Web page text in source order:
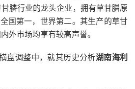
膦行业的龙头企业，拥有草甘膦原
国第一，世界第二。其生产的草甘
外市场均享有较高声誉。
盘调整中，就其历史分析湖南海利